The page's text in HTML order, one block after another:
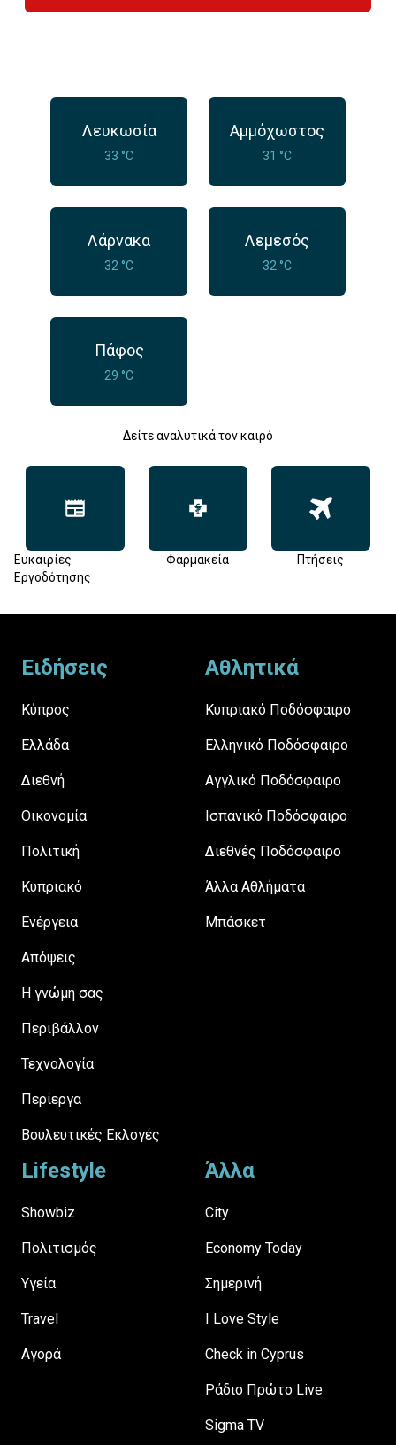
Λευκωσία
33 °C
Αμμόχωστος
31 °C
Λάρνακα
32 °C
Λεμεσός
32 °C
Πάφος
29 °C
Δείτε αναλυτικά τον καιρό
Ευκαιρίες
Εργοδότησης
Φαρμακεία Πτήσεις
Ειδήσεις
Κύπρος
Ελλάδα
Διεθνή
Οικονομία
Πολιτική
Κυπριακό
Ενέργεια
Απόψεις
H γνώμη σας
Περιβάλλον
Τεχνολογία
Περίεργα
Βουλευτικές Εκλογές
Αθλητικά
Κυπριακό Ποδόσφαιρο
Ελληνικό Ποδόσφαιρο
Αγγλικό Ποδόσφαιρο
Ισπανικό Ποδόσφαιρο
Διεθνές Ποδόσφαιρο
Άλλα Αθλήματα
Μπάσκετ
Lifestyle
Showbiz
Πολιτισμός
Υγεία
Travel
Αγορά
Άλλα
City
Economy Today
Σημερινή
I Love Style
Check in Cyprus
Ράδιο Πρώτο Live
Sigma TV